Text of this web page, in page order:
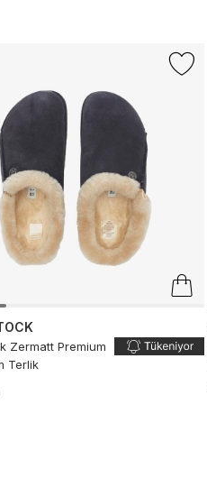
Zermatt Premium
Terlik